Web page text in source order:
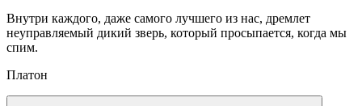
Внутри каждого, даже самого лучшего из нас, дремлет
неуправляемый дикий зверь, который просыпается, когда мы
спим.
Платон